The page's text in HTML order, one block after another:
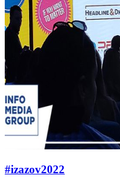
#izazov2022